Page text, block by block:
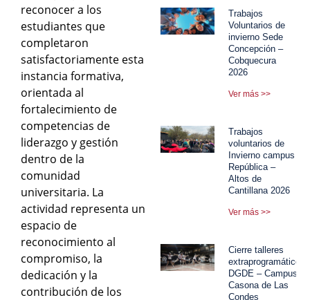
reconocer a los
estudiantes que
completaron
satisfactoriamente esta
instancia formativa,
orientada al
fortalecimiento de
competencias de
liderazgo y gestión
dentro de la
comunidad
universitaria. La
actividad representa un
espacio de
reconocimiento al
compromiso, la
dedicación y la
contribución de los
Trabajos
Voluntarios de
invierno Sede
Concepción –
Cobquecura
2026
Ver más >>
Trabajos
voluntarios de
Invierno campus
República –
Altos de
Cantillana 2026
Ver más >>
Cierre talleres
extraprogramáticos
DGDE – Campus
Casona de Las
Condes